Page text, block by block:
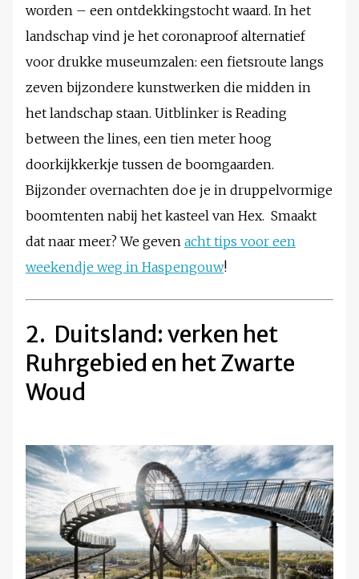
worden – een ontdekkingstocht waard. In het
landschap vind je het coronaproof alternatief
voor drukke museumzalen: een fietsroute langs
zeven bijzondere kunstwerken die midden in
het landschap staan. Uitblinker is Reading
between the lines, een tien meter hoog
doorkijkkerkje tussen de boomgaarden.
Bijzonder overnachten doe je in druppelvormige
boomtenten nabij het kasteel van Hex. Smaakt
dat naar meer? We geven acht tips voor een
weekendje weg in Haspengouw!
2. Duitsland: verken het
Ruhrgebied en het Zwarte
Woud